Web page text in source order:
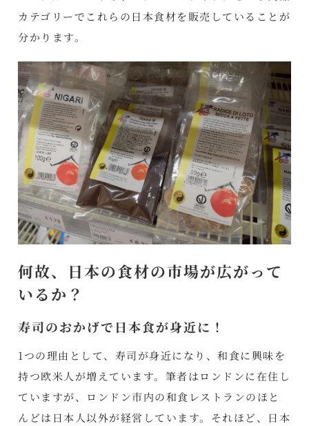
カテゴリーでこれらの日本食材を販売していることが
分かります。
何故、日本の食材の市場が広がって
いるか？
寿司のおかげで日本食が身近に！
1つの理由として、寿司が身近になり、和食に興味を
持つ欧米人が増えています。筆者はロンドンに在住し
ていますが、ロンドン市内の和食レストランのほと
んどは日本人以外が経営しています。それほど、日本